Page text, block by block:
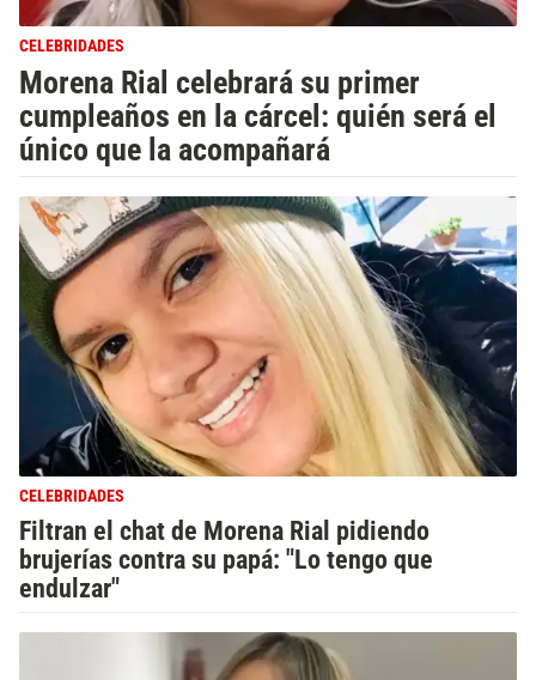
CELEBRIDADES
Morena Rial celebrará su primer
cumpleaños en la cárcel: quién será el
único que la acompañará
CELEBRIDADES
Filtran el chat de Morena Rial pidiendo
brujerías contra su papá: "Lo tengo que
endulzar"